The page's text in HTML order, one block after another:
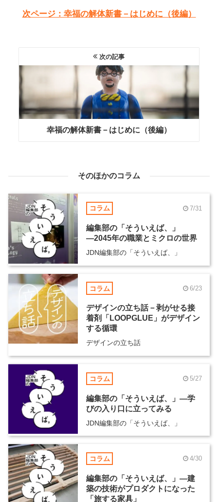
次ページ：幸福の解体新書－はじめに（後編）
次の記事
幸福の解体新書－はじめに（後編）
そのほかのコラム
コラム 7/31
編集部の「そういえば、」
―2045年の職業とミクロの世界
JDN編集部の「そういえば、」
コラム 6/23
デザインの立ち話－剥がせる接
着剤「LOOPGLUE」がデザイン
する循環
デザインの立ち話
コラム 5/27
編集部の「そういえば、」―学
びの入り口に立ってみる
JDN編集部の「そういえば、」
コラム 4/30
編集部の「そういえば、」―建
築の技術がプロダクトになった
「旅する家具」